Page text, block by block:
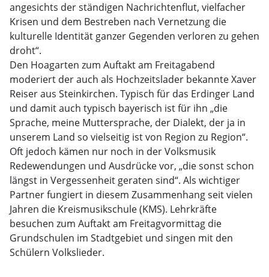
angesichts der ständigen Nachrichtenflut, vielfacher
Krisen und dem Bestreben nach Vernetzung die
kulturelle Identität ganzer Gegenden verloren zu gehen
droht“.
Den Hoagarten zum Auftakt am Freitagabend
moderiert der auch als Hochzeitslader bekannte Xaver
Reiser aus Steinkirchen. Typisch für das Erdinger Land
und damit auch typisch bayerisch ist für ihn „die
Sprache, meine Muttersprache, der Dialekt, der ja in
unserem Land so vielseitig ist von Region zu Region“.
Oft jedoch kämen nur noch in der Volksmusik
Redewendungen und Ausdrücke vor, „die sonst schon
längst in Vergessenheit geraten sind“. Als wichtiger
Partner fungiert in diesem Zusammenhang seit vielen
Jahren die Kreismusikschule (KMS). Lehrkräfte
besuchen zum Auftakt am Freitagvormittag die
Grundschulen im Stadtgebiet und singen mit den
Schülern Volkslieder.